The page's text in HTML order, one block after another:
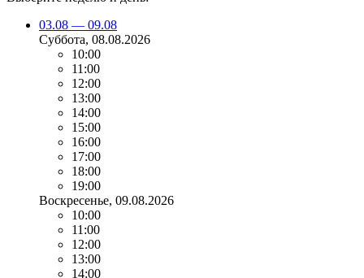
03.08 — 09.08
Суббота, 08.08.2026
10:00
11:00
12:00
13:00
14:00
15:00
16:00
17:00
18:00
19:00
Воскресенье, 09.08.2026
10:00
11:00
12:00
13:00
14:00